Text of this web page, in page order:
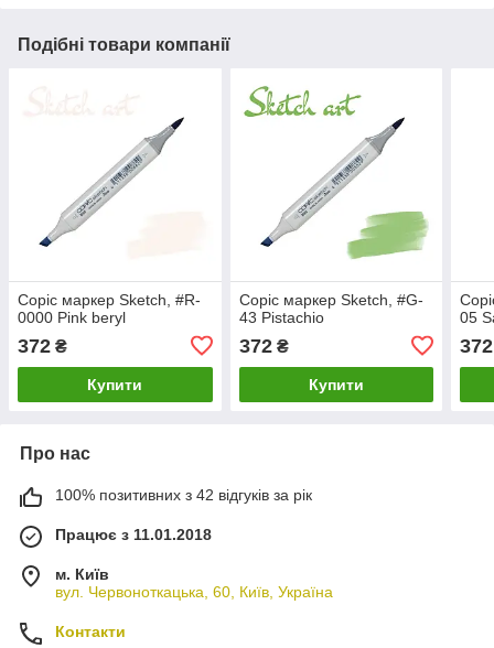
Подібні товари компанії
Copic маркер Sketch, #R-
0000 Pink beryl
372 ₴
Купити
Copic маркер Sketch, #G-
43 Pistachio
372₴
Купити
05
372
Про нас
100% позитивних з 42 відгуків за рік
Працює з 11.01.2018
м. Київ
вул. Червоноткацька, 60, Київ, Україна
Контакти